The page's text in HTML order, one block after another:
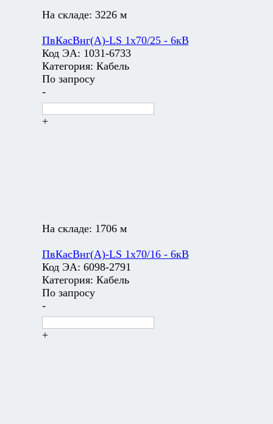
На складе: 3226 м
ПвКасВнг(А)-LS 1х70/25 - 6кВ
Код ЭА: 1031-6733
Категория: Кабель
По запросу
-
+
На складе: 1706 м
ПвКасВнг(А)-LS 1х70/16 - 6кВ
Код ЭА: 6098-2791
Категория: Кабель
По запросу
-
+